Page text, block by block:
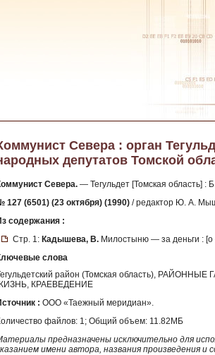
Севера : орган
депутатов Томской
Севера. — Тегульдет [Томская область] :
127 (6501) (23 октября) (1990) / редактор Ю. А.
содержания :
Стр. 1: Кадышева, В. Милостыню — за деньги : [о
слова
район (Томская область),
КРАЕВЕДЕНИЕ
: ООО «Таежный меридиан».
файлов: 1; Общий объем: 11.82МБ
предназначены исключительно для
имени автора, названия произведения